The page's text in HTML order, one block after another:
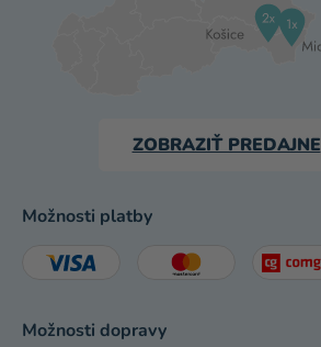
ZOBRAZIŤ PREDAJNE
Možnosti platby
Možnosti dopravy